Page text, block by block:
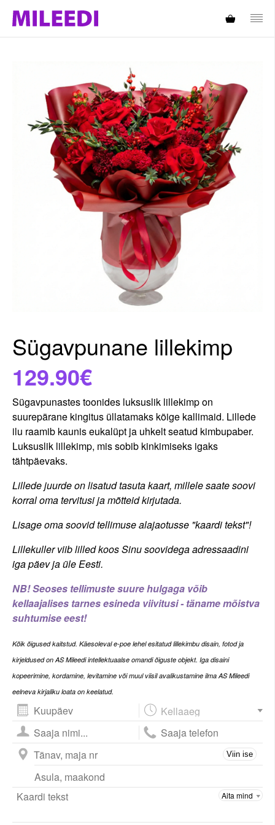
Sügavpunane lillekimp
129.90€
Sügavpunastes toonides luksuslik lillekimp on
suurepärane kingitus üllatamaks kõige kallimaid. Lillede
ilu raamib kaunis eukalüpt ja uhkelt seatud kimbupaber.
Luksuslik lillekimp, mis sobib kinkimiseks igaks
tähtpäevaks.
Lillede juurde on lisatud tasuta kaart, millele saate soovi
korral oma tervitusi ja mõtteid kirjutada.
Lisage oma soovid tellimuse alajaotusse "kaardi tekst"!
Lillekuller viib lilled koos Sinu soovidega adressaadini
iga päev ja üle Eesti.
NB! Seoses tellimuste suure hulgaga võib
kellaajalises tarnes esineda viivitusi - täname mõistva
suhtumise eest!
Kõik õigused kaitstud. Käesoleval e-poe lehel esitatud lillekimbu disain, fotod ja
kirjeldused on AS Mileedi intellektuaalse omandi õiguste objekt. Iga disaini
kopeerimine, kordamine, levitamine või muul viisil avalikustamine ilma AS Mileedi
eelneva kirjaliku loata on keelatud.
August 2026
esm tei kol nel ree lau püh
27 28 2
3 4 5
10 11 16
17 18 19 20 21 22 23
Viin ise